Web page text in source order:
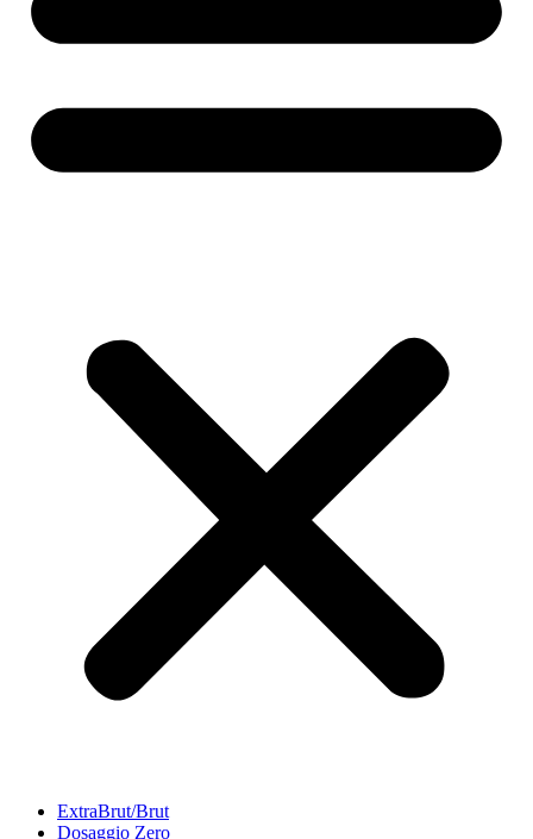
ExtraBrut/Brut
Dosaggio Zero